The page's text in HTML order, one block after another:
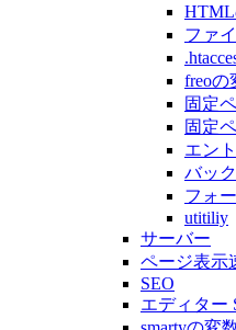
ファ
freoの
固定
固定
エン
バッ
フォ
utitiliy
サーバー
ページ表示
SEO
エディター